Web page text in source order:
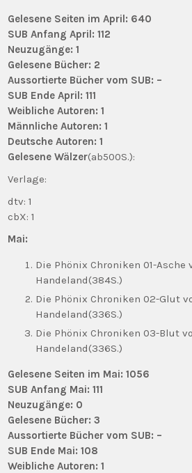
Gelesene Seiten im April: 640
SUB Anfang April: 112
Neuzugänge: 1
Gelesene Bücher: 2
Aussortierte Bücher vom SUB: –
SUB Ende April: 111
Weibliche Autoren: 1
Männliche Autoren: 1
Deutsche Autoren: 1
Gelesene Wälzer(ab500S.):
Verlage:
dtv: 1
cbX: 1
Mai:
Die Phönix Chroniken 01-Asche
Handeland(384S.)
Die Phönix Chroniken 02-Glut
Handeland(336S.)
Die Phönix Chroniken 03-Blut
Handeland(336S.)
Gelesene Seiten im Mai: 1056
SUB Anfang Mai: 111
Neuzugänge: 0
Gelesene Bücher: 3
Aussortierte Bücher vom SUB: –
SUB Ende Mai: 108
Weibliche Autoren: 1